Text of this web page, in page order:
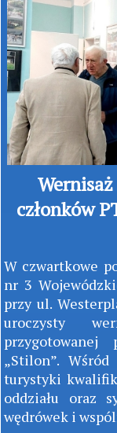
członków
W czwartkowe
nr 3
przy ul.
uroczysty
przygotowanej
„Stilon”.
turystyki
oddziału oraz
wędrówek i